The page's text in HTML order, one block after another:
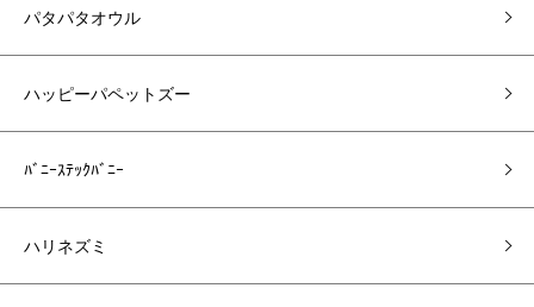
パタパタオウル
ハッピーパペットズー
ﾊﾞﾆｰｽﾃｯｸﾊﾞﾆｰ
ハリネズミ